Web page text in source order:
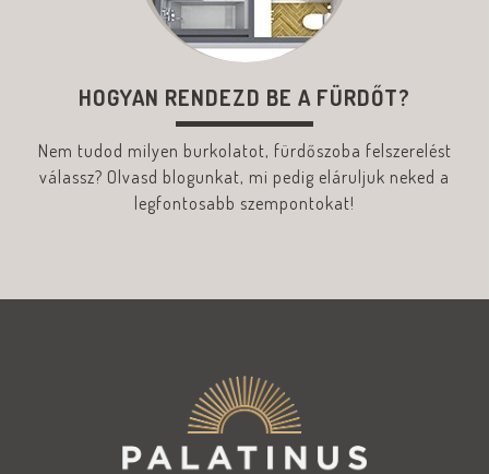
HOGYAN RENDEZD BE A FÜRDŐT?
Nem tudod milyen burkolatot, fürdőszoba felszerelést
válassz? Olvasd blogunkat, mi pedig eláruljuk neked a
legfontosabb szempontokat!